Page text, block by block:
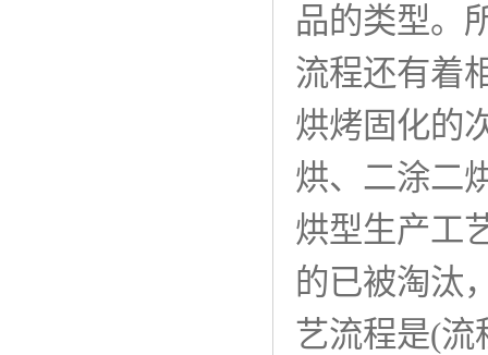
品的类型。
流程还有着
烘烤固化的
烘、二涂二
烘型生产工
的已被淘汰
艺流程是(流